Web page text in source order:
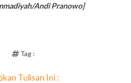
Andi Pranowo]
Tag :
Tulisan Ini :